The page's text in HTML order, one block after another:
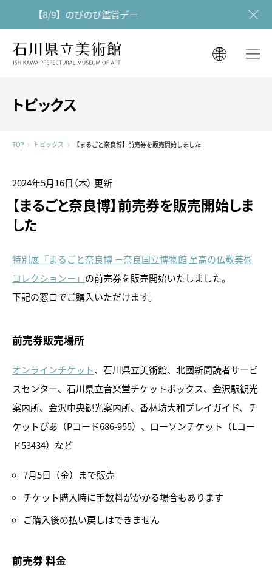
【8/9】のびのび鑑賞デー
繁體中文
トピックス
TOP トピックス 【まるごと奈良博】前売券を販売開始しました
2024年5月16日（木） 更新
【まるごと奈良博】前売券を販売開始しま
した
特別展「まるごと奈良博 －奈良国立博物館 至高の仏教美術
コレクション－」 の前売券を販売開始いたしました。
下記の窓口でご購入いただけます。
前売券販売場所
オンラインチケット、石川県立美術館、北國新聞読者サービ
スセンター、石川県立音楽堂チケットボックス、金沢駅観光
案内所、金沢中央観光案内所、香林坊大和プレイガイド、チ
ケットぴあ（Pコード686-955）、ローソンチケット（Lコー
ド53434）など
7月5日（金）まで販売
チケット購入時に手数料がかかる場合もあります
ご購入後の払い戻しはできません
前売券 料金
トピックス
画像利用について
オンラインポリシー
おうちで楽しむ石川県立美術
館
石川県文化財保存修復工房
简体中文